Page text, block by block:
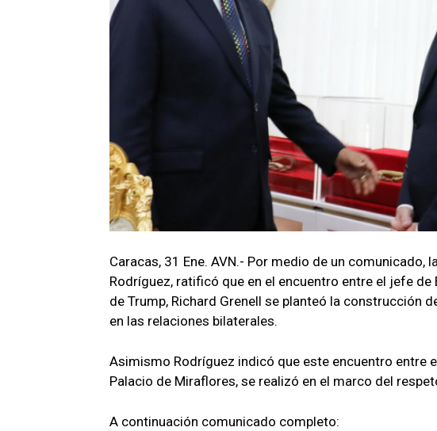
Caracas, 31 Ene. AVN.- Por medio de un comunicado,
Rodríguez, ratificó que en el encuentro entre el jefe
de Trump, Richard Grenell se planteó la construcción
en las relaciones bilaterales.
Asimismo Rodríguez indicó que este encuentro entre
Palacio de Miraflores, se realizó en el marco del
A continuación comunicado completo: